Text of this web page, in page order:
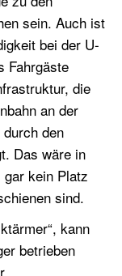
sein. Auch ist
bei der U-
Fahrgäste
die
an der
den
Das wäre in
kein Platz
sind.
kann
betrieben